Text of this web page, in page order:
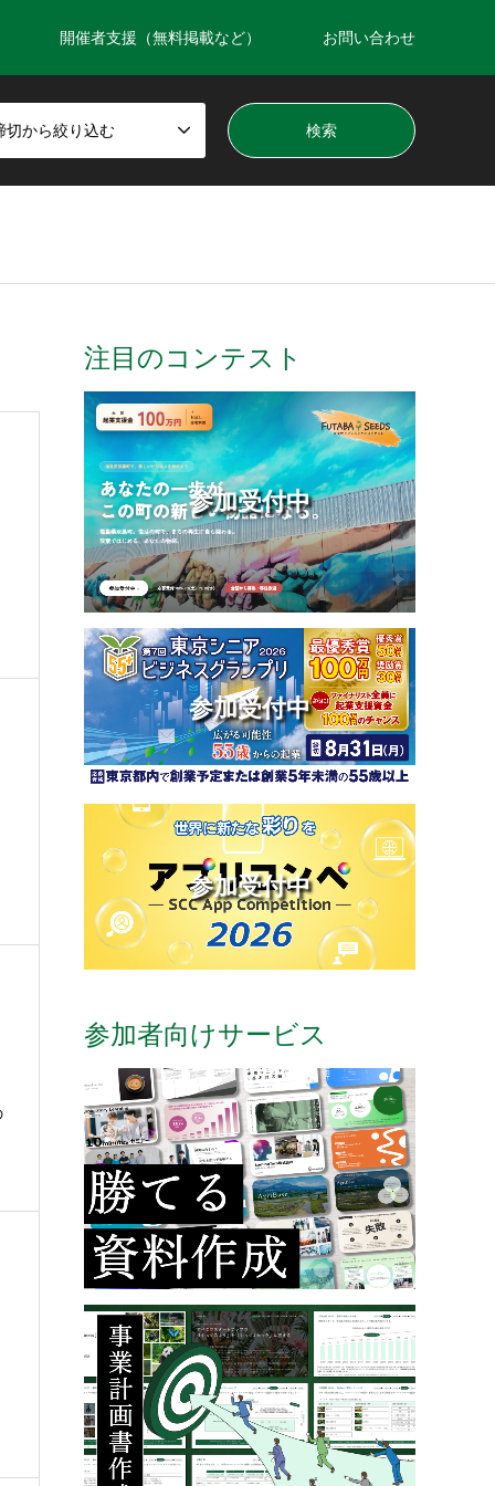
開催者支援（無料掲載など） お問い合わせ
切から絞り込む
注目のコンテスト
参加受付中
参加受付中
参加受付中
参加者向けサービス